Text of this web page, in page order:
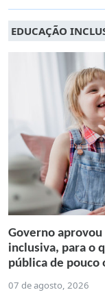
EDUCAÇÃO
Governo
inclusiva, para o
pública de pouco
07 de agosto, 2026